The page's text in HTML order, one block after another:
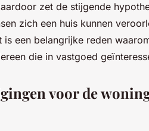
zet de stijgende
zich een huis kunnen
een belangrijke reden
die in vastgoed
voor de